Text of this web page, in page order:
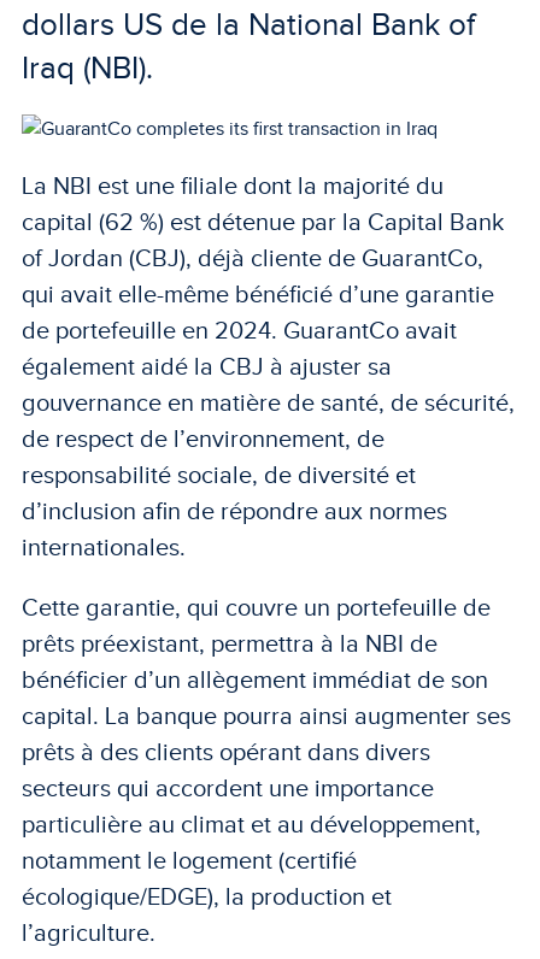
dollars US de la National Bank of
Iraq (NBI).
La NBI est une filiale dont la majorité du
capital (62 %) est détenue par la Capital Bank
of Jordan (CBJ), déjà cliente de GuarantCo,
qui avait elle-même bénéficié d’une garantie
de portefeuille en 2024. GuarantCo avait
également aidé la CBJ à ajuster sa
gouvernance en matière de santé, de sécurité,
de respect de l’environnement, de
responsabilité sociale, de diversité et
d’inclusion afin de répondre aux normes
internationales.
Cette garantie, qui couvre un portefeuille de
prêts préexistant, permettra à la NBI de
bénéficier d’un allègement immédiat de son
capital. La banque pourra ainsi augmenter ses
prêts à des clients opérant dans divers
secteurs qui accordent une importance
particulière au climat et au développement,
notamment le logement (certifié
écologique/EDGE), la production et
l’agriculture.